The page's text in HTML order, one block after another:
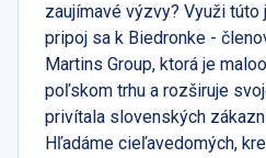
zaujímavé výzvy? Využi
pripoj sa k Biedronke -
Martins Group, ktorá je
poľskom trhu a rozširuje
privítala slovenských
Hľadáme cieľavedomých,